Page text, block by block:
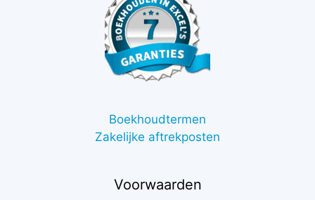
Boekhoudtermen
Zakelijke aftrekposten
Voorwaarden